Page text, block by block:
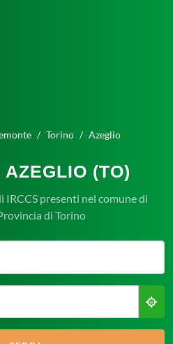
Torino Azeglio
AZEGLIO (TO)
presenti nel comune di
di Torino